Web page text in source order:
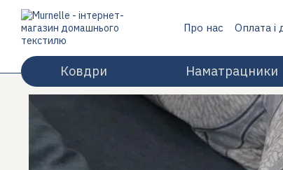
Перейти до основного контенту
Про нас Оплата і
Ковдри Наматрацники